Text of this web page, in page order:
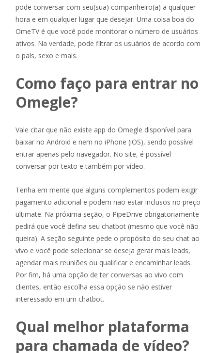
pode conversar com seu(sua) companheiro(a) a qualquer
hora e em qualquer lugar que desejar. Uma coisa boa do
OmeTV é que você pode monitorar o número de usuários
ativos. Na verdade, pode filtrar os usuários de acordo com
o país, sexo e mais.
Como faço para entrar no
Omegle?
Vale citar que não existe app do Omegle disponível para
baixar no Android e nem no iPhone (iOS), sendo possível
entrar apenas pelo navegador. No site, é possível
conversar por texto e também por vídeo.
Tenha em mente que alguns complementos podem exigir
pagamento adicional e podem não estar inclusos no preço
ultimate. Na próxima seção, o PipeDrive obrigatoriamente
pedirá que você defina seu chatbot (mesmo que você não
queira). A seção seguinte pede o propósito do seu chat ao
vivo e você pode selecionar se deseja gerar mais leads,
agendar mais reuniões ou qualificar e encaminhar leads.
Por fim, há uma opção de ter conversas ao vivo com
clientes, então escolha essa opção se não estiver
interessado em um chatbot.
Qual melhor plataforma
para chamada de vídeo?